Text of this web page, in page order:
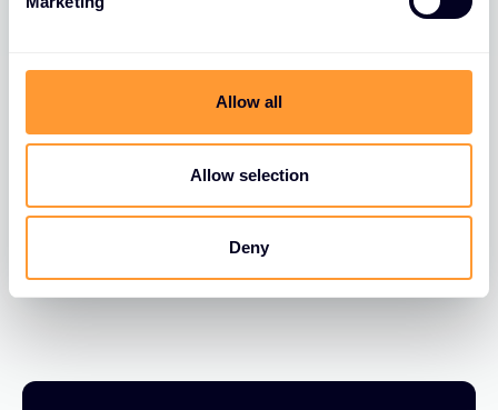
Allow all
Allow selection
Deny
BLOGS
FortiGate FortiLink VLAN Migration